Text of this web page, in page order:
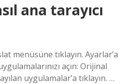
ana tarayıcı
menüsüne tıklayın. Ayarlar’a
açın: Orijinal
uygulamalar’a tıklayın. …